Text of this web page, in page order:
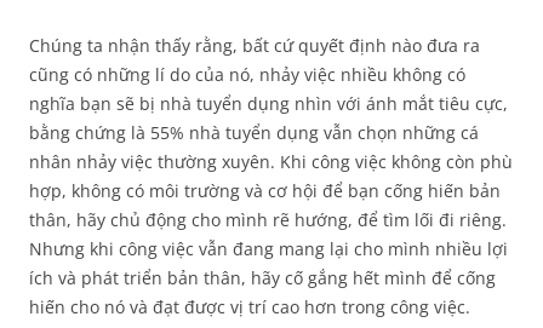
Chúng ta nhận thấy rằng, bất cứ quyết định nào đưa ra
cũng có những lí do của nó, nhảy việc nhiều không có
nghĩa bạn sẽ bị nhà tuyển dụng nhìn với ánh mắt tiêu cực,
bằng chứng là 55% nhà tuyển dụng vẫn chọn những cá
nhân nhảy việc thường xuyên. Khi công việc không còn phù
hợp, không có môi trường và cơ hội để bạn cống hiến bản
thân, hãy chủ động cho mình rẽ hướng, để tìm lối đi riêng.
Nhưng khi công việc vẫn đang mang lại cho mình nhiều lợi
ích và phát triển bản thân, hãy cố gắng hết mình để cống
hiến cho nó và đạt được vị trí cao hơn trong công việc.